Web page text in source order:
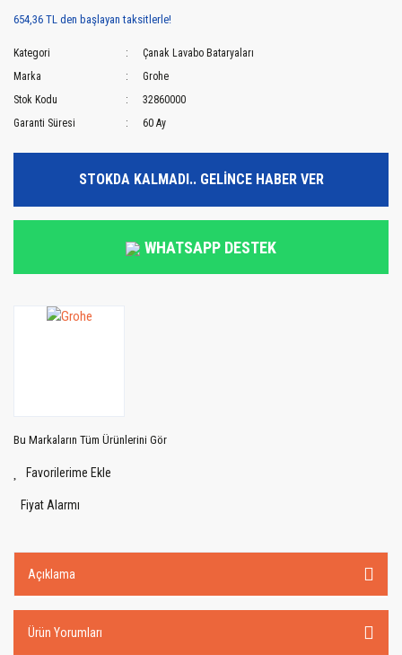
654,36 TL den başlayan taksitlerle!
Kategori
Çanak Lavabo Bataryaları
Marka
Grohe
Stok Kodu
32860000
Garanti Süresi
60 Ay
STOKDA KALMADI.. GELİNCE HABER VER
WHATSAPP DESTEK
Bu Markaların Tüm Ürünlerini Gör
Fiyat Alarmı
Açıklama
Ürün Yorumları